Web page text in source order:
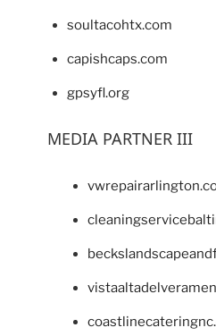
soultacohtx.com
capishcaps.com
gpsyfl.org
MEDIA PARTNER III